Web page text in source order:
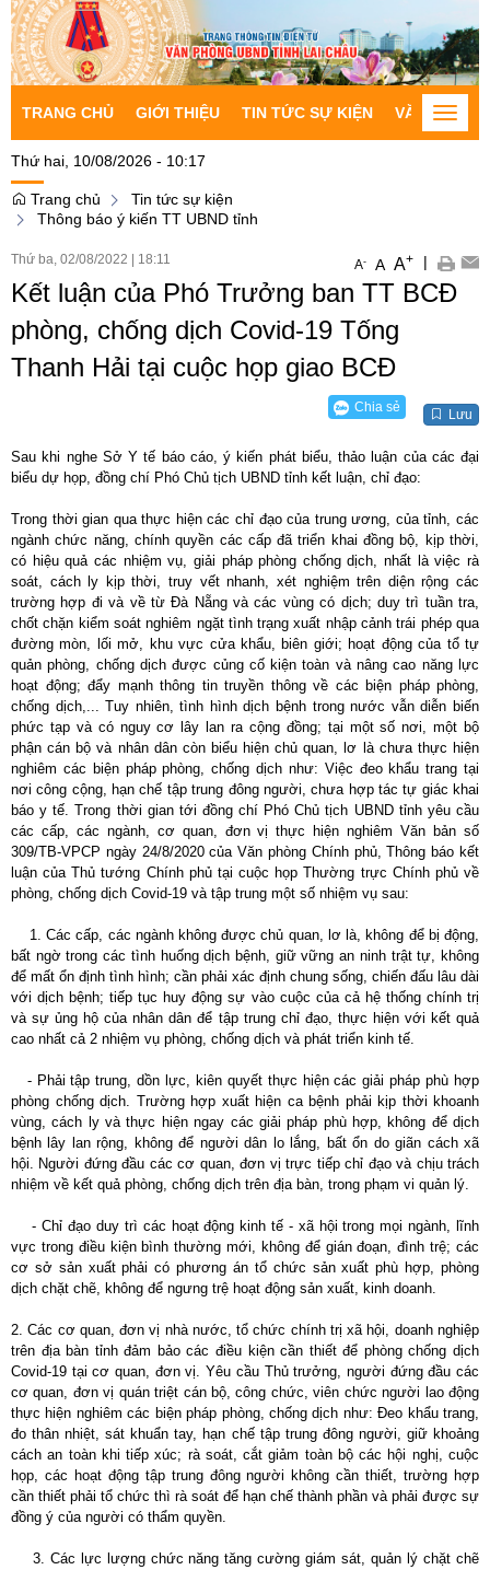
TRANG CHỦ GIỚI THIỆU TIN TỨC SỰ KIỆN VĂN BẢNToggle
Thứ hai, 10/08/2026 - 10:17
Trang chủ
Tin tức sự kiện
Thông báo ý kiến TT UBND tỉnh
Thứ ba, 02/08/2022 18:11 A- A A+ |
Kết luận của Phó Trưởng ban TT BCĐ
phòng, chống dịch Covid-19 Tống
Thanh Hải tại cuộc họp giao BCĐ
Chia sẻ Lưu
Sau khi nghe Sở Y tế báo cáo, ý kiến phát biểu, thảo luận của các đại
biểu dự họp, đồng chí Phó Chủ tịch UBND tỉnh kết luận, chỉ đạo:
Trong thời gian qua thực hiện các chỉ đạo của trung ương, của tỉnh, các
ngành chức năng, chính quyền các cấp đã triển khai đồng bộ, kịp thời,
có hiệu quả các nhiệm vụ, giải pháp phòng chống dịch, nhất là việc rà
soát, cách ly kịp thời, truy vết nhanh, xét nghiệm trên diện rộng các
trường hợp đi và về từ Đà Nẵng và các vùng có dịch; duy trì tuần tra,
chốt chặn kiểm soát nghiêm ngặt tình trạng xuất nhập cảnh trái phép qua
đường mòn, lối mở, khu vực cửa khẩu, biên giới; hoạt động của tổ tự
quản phòng, chống dịch được củng cố kiện toàn và nâng cao năng lực
hoạt động; đẩy mạnh thông tin truyền thông về các biện pháp phòng,
chống dịch,... Tuy nhiên, tình hình dịch bệnh trong nước vẫn diễn biến
phức tạp và có nguy cơ lây lan ra cộng đồng; tại một số nơi, một bộ
phận cán bộ và nhân dân còn biểu hiện chủ quan, lơ là chưa thực hiện
nghiêm các biện pháp phòng, chống dịch như: Việc đeo khẩu trang tại
nơi công cộng, hạn chế tập trung đông người, chưa hợp tác tự giác khai
báo y tế. Trong thời gian tới đồng chí Phó Chủ tịch UBND tỉnh yêu cầu
các cấp, các ngành, cơ quan, đơn vị thực hiện nghiêm Văn bản số
309/TB-VPCP ngày 24/8/2020 của Văn phòng Chính phủ, Thông báo kết
luận của Thủ tướng Chính phủ tại cuộc họp Thường trực Chính phủ về
phòng, chống dịch Covid-19 và tập trung một số nhiệm vụ sau:
1. Các cấp, các ngành không được chủ quan, lơ là, không để bị động,
bất ngờ trong các tình huống dịch bệnh, giữ vững an ninh trật tự, không
để mất ổn định tình hình; cần phải xác định chung sống, chiến đấu lâu dài
với dịch bệnh; tiếp tục huy động sự vào cuộc của cả hệ thống chính trị
và sự ủng hộ của nhân dân để tập trung chỉ đạo, thực hiện với kết quả
cao nhất cả 2 nhiệm vụ phòng, chống dịch và phát triển kinh tế.
- Phải tập trung, dồn lực, kiên quyết thực hiện các giải pháp phù hợp
phòng chống dịch. Trường hợp xuất hiện ca bệnh phải kịp thời khoanh
vùng, cách ly và thực hiện ngay các giải pháp phù hợp, không để dịch
bệnh lây lan rộng, không để người dân lo lắng, bất ổn do giãn cách xã
hội. Người đứng đầu các cơ quan, đơn vị trực tiếp chỉ đạo và chịu trách
nhiệm về kết quả phòng, chống dịch trên địa bàn, trong phạm vi quản lý.
- Chỉ đạo duy trì các hoạt động kinh tế - xã hội trong mọi ngành, lĩnh
vực trong điều kiện bình thường mới, không để gián đoạn, đình trệ; các
cơ sở sản xuất phải có phương án tổ chức sản xuất phù hợp, phòng
dịch chặt chẽ, không để ngưng trệ hoạt động sản xuất, kinh doanh.
2. Các cơ quan, đơn vị nhà nước, tổ chức chính trị xã hội, doanh nghiệp
trên địa bàn tỉnh đảm bảo các điều kiện cần thiết để phòng chống dịch
Covid-19 tại cơ quan, đơn vị. Yêu cầu Thủ trưởng, người đứng đầu các
cơ quan, đơn vị quán triệt cán bộ, công chức, viên chức người lao động
thực hiện nghiêm các biện pháp phòng, chống dịch như: Đeo khẩu trang,
đo thân nhiệt, sát khuẩn tay, hạn chế tập trung đông người, giữ khoảng
cách an toàn khi tiếp xúc; rà soát, cắt giảm toàn bộ các hội nghị, cuộc
họp, các hoạt động tập trung đông người không cần thiết, trường hợp
cần thiết phải tổ chức thì rà soát để hạn chế thành phần và phải được sự
đồng ý của người có thẩm quyền.
3. Các lực lượng chức năng tăng cường giám sát, quản lý chặt chẽ